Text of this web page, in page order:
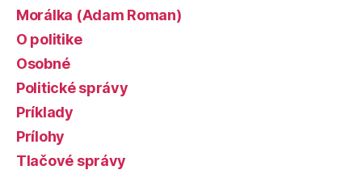
Morálka (Adam Roman)
O politike
Osobné
Politické správy
Príklady
Prílohy
Tlačové správy